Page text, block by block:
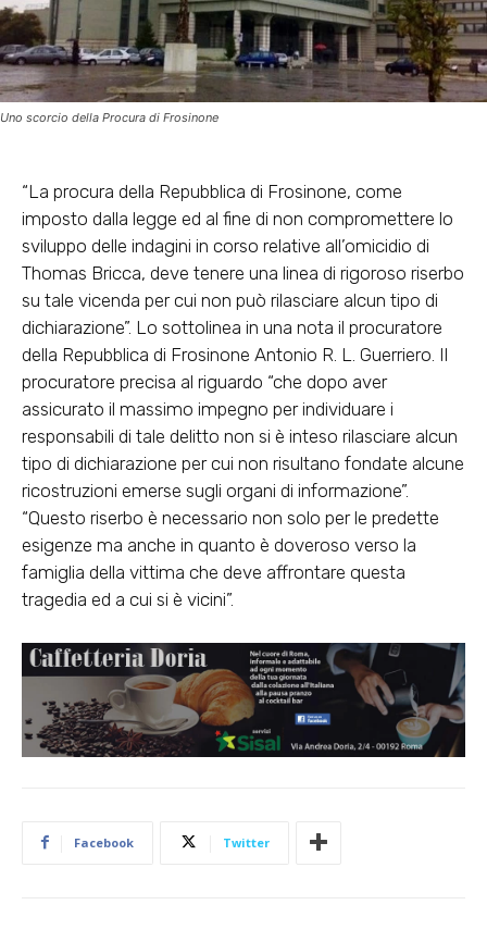
Uno scorcio della Procura di Frosinone
“La procura della Repubblica di Frosinone, come
imposto dalla legge ed al fine di non compromettere lo
sviluppo delle indagini in corso relative all’omicidio di
Thomas Bricca, deve tenere una linea di rigoroso riserbo
su tale vicenda per cui non può rilasciare alcun tipo di
dichiarazione”. Lo sottolinea in una nota il procuratore
della Repubblica di Frosinone Antonio R. L. Guerriero. Il
procuratore precisa al riguardo “che dopo aver
assicurato il massimo impegno per individuare i
responsabili di tale delitto non si è inteso rilasciare alcun
tipo di dichiarazione per cui non risultano fondate alcune
ricostruzioni emerse sugli organi di informazione”.
“Questo riserbo è necessario non solo per le predette
esigenze ma anche in quanto è doveroso verso la
famiglia della vittima che deve affrontare questa
tragedia ed a cui si è vicini”.
Facebook Twitter